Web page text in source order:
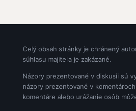
Celý obsah stránky je chránený
súhlasu majiteľa je zakázané.
Názory prezentované v diskusii sú
názory prezentované v
komentáre alebo urážanie osôb